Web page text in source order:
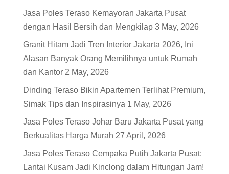
Jasa Poles Teraso Kemayoran Jakarta Pusat
dengan Hasil Bersih dan Mengkilap 3 May, 2026
Granit Hitam Jadi Tren Interior Jakarta 2026, Ini
Alasan Banyak Orang Memilihnya untuk Rumah
dan Kantor 2 May, 2026
Dinding Teraso Bikin Apartemen Terlihat Premium,
Simak Tips dan Inspirasinya 1 May, 2026
Jasa Poles Teraso Johar Baru Jakarta Pusat yang
Berkualitas Harga Murah 27 April, 2026
Jasa Poles Teraso Cempaka Putih Jakarta Pusat:
Lantai Kusam Jadi Kinclong dalam Hitungan Jam!